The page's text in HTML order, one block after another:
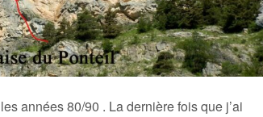
années 80/90 . La dernière fois que j’ai